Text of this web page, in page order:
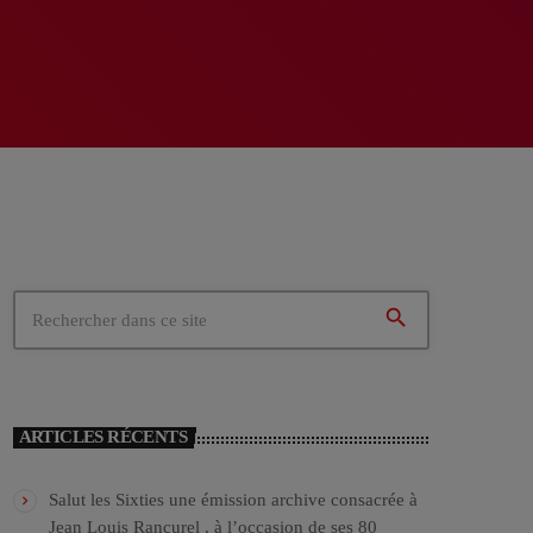
search
ARTICLES RÉCENTS
Salut les Sixties une émission archive consacrée à
Jean Louis Rancurel , à l’occasion de ses 80